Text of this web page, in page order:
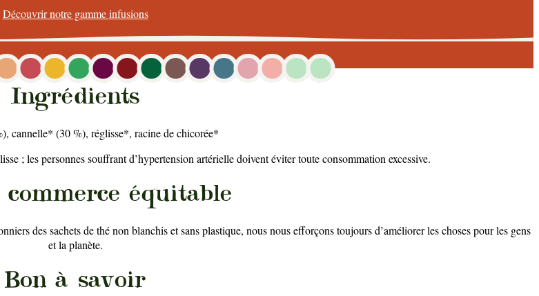
Découvrir notre gammeinfusions
Ingrédients
cannelle* (30 %), réglisse*, racine de chicorée*
; les personnes souffrant d’hypertension artérielle doivent éviter toute consommation excessive.
équitable
des sachets de thé non blanchis et sans plastique, nous nous efforçons toujours d’améliorer les choses pour les gens
et la planète.
Bon à savoir